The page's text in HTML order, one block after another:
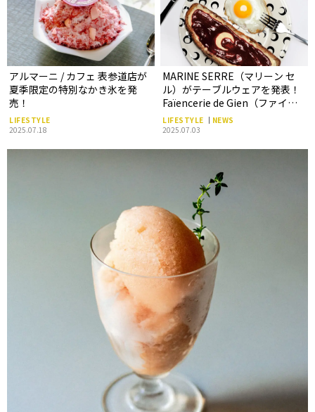
アルマーニ / カフェ 表参道店が
夏季限定の特別なかき氷を発
売！
LIFESTYLE
2025.07.18
MARINE SERRE（マリーン セ
ル）がテーブルウェアを発表！
Faïencerie de Gien（ファイア
ンスリ ドゥ ジアン）とのコラボ
レーションでアップサイクルの
LIFESTYLE
NEWS
2025.07.03